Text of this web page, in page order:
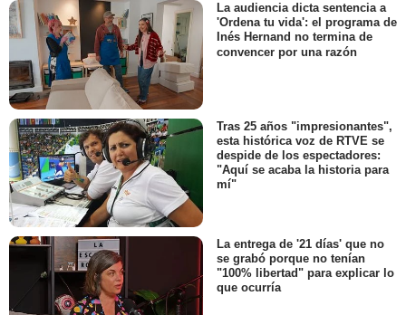
La audiencia dicta sentencia a
'Ordena tu vida': el programa de
Inés Hernand no termina de
convencer por una razón
Tras 25 años "impresionantes",
esta histórica voz de RTVE se
despide de los espectadores:
"Aquí se acaba la historia para
mí"
La entrega de '21 días' que no
se grabó porque no tenían
"100% libertad" para explicar lo
que ocurría